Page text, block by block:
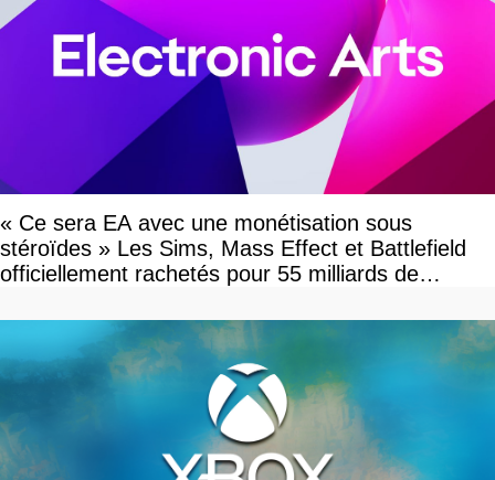
« Ce sera EA avec une monétisation sous
stéroïdes » Les Sims, Mass Effect et Battlefield
officiellement rachetés pour 55 milliards de